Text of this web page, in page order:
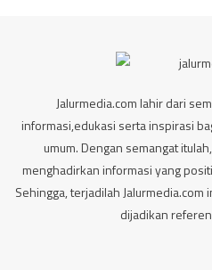
Jalurmedia.com lahir dari
informasi,edukasi serta inspirasi
umum. Dengan semangat
menghadirkan informasi yang
Sehingga, terjadilah
dijadikan